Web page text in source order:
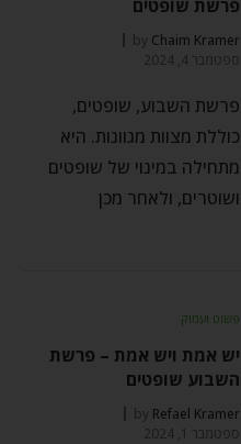
פרשת שופטים
by Chaim Kramer
ספטמבר 4, 2024
פרשת השבוע, שופטים,
כוללת מצוות מגוונות. היא
מתחילה במינוי של שופטים
ושוטרים, ולאחר מכן
פשוט ועמוק
יש אמת ויש אמת – פרשת
השבוע שופטים
by Refael Kramer
ספטמבר 1, 2024